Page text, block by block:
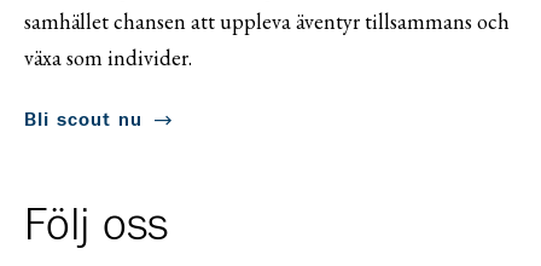
samhället chansen att uppleva äventyr tillsammans och
växa som individer.
Bli scout nu
Följ oss